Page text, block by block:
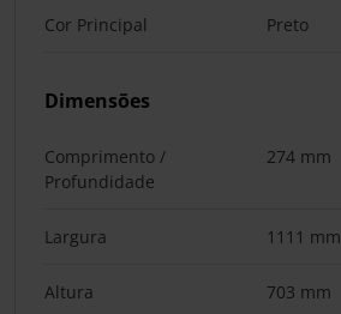
Cor Principal Preto
Dimensões
Comprimento /
Profundidade
274 mm
Largura 1111 mm
Altura 703 mm